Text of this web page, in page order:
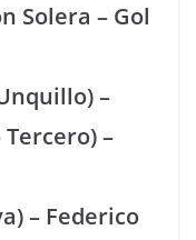
Solera – Gol
–
–
– Federico